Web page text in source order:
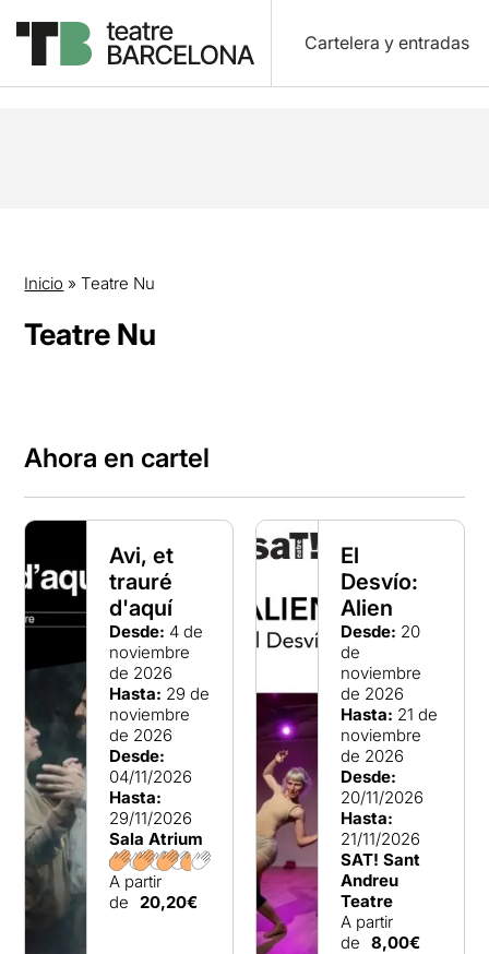
Cartelera y entradas
Inicio »Teatre Nu
Teatre Nu
Ahora en cartel
Avi, et
trauré
d'aquí
Desde: 4 de
noviembre
de 2026
Hasta: 29 de
noviembre
de 2026
Desde:
04/11/2026
Hasta:
29/11/2026
Sala Atrium
A partir
de 20,20€
El
Desvío:
Alien
Desde: 20
de
noviembre
de 2026
Hasta: 21 de
noviembre
de 2026
Desde:
20/11/2026
Hasta:
21/11/2026
SAT! Sant
Andreu
Teatre
A partir
de 8,00€